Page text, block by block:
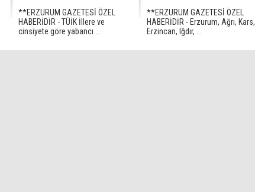
**ERZURUM GAZETESİ ÖZEL
HABERİDİR - TÜİK İllere ve
cinsiyete göre yabancı ...
**ERZURUM GAZETESİ ÖZEL
HABERİDİR - Erzurum, Ağrı, Kars,
Erzincan, Iğdır, ...